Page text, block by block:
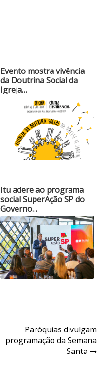
Evento mostra vivência
da Doutrina Social da
Igreja…
Itu adere ao programa
social SuperAção SP do
Governo…
Paróquias divulgam
programação da Semana
Santa